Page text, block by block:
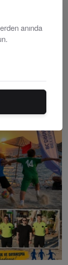
Günü Co...
anında